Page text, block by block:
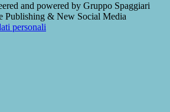
and powered by Gruppo Spaggiari
Publishing & New Social Media
personali